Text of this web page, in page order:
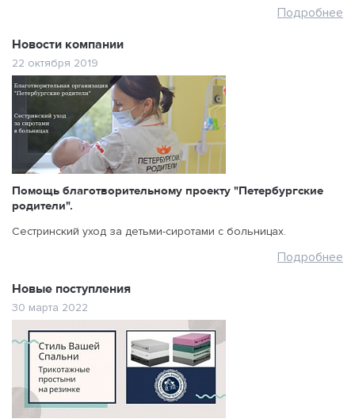
Подробнее
Новости компании
22 октября 2019
Помощь благотворительному проекту "Петербургские
родители".
Сестринский уход за детьми-сиротами с больницах.
Подробнее
Новые поступления
30 марта 2022